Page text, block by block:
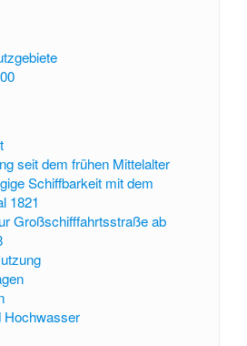
seit dem frühen Mittelalter
Schiffbarkeit mit dem
1821
Großschifffahrtsstraße ab
Hochwasser